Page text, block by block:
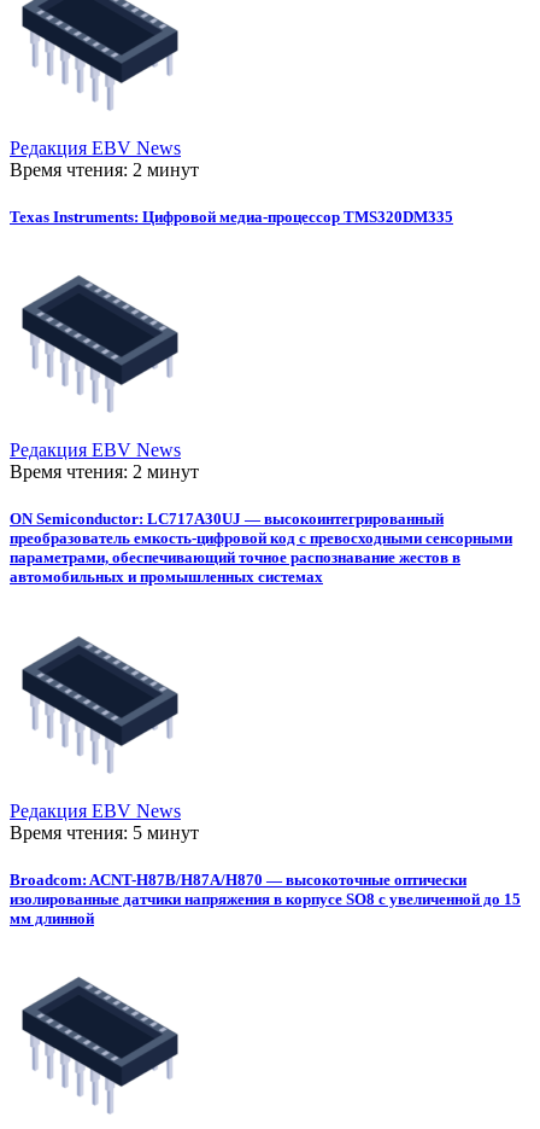
Редакция EBV News
Время чтения: 2 минут
Texas Instruments: Цифровой медиа-процессор TMS320DM335
Редакция EBV News
Время чтения: 2 минут
ON Semiconductor: LC717A30UJ — высокоинтегрированный
преобразователь емкость-цифровой код с превосходными сенсорными
параметрами, обеспечивающий точное распознавание жестов в
автомобильных и промышленных системах
Редакция EBV News
Время чтения: 5 минут
Broadcom: ACNT-H87B/H87A/H870 — высокоточные оптически
изолированные датчики напряжения в корпусе SO8 с увеличенной до 15
мм длинной